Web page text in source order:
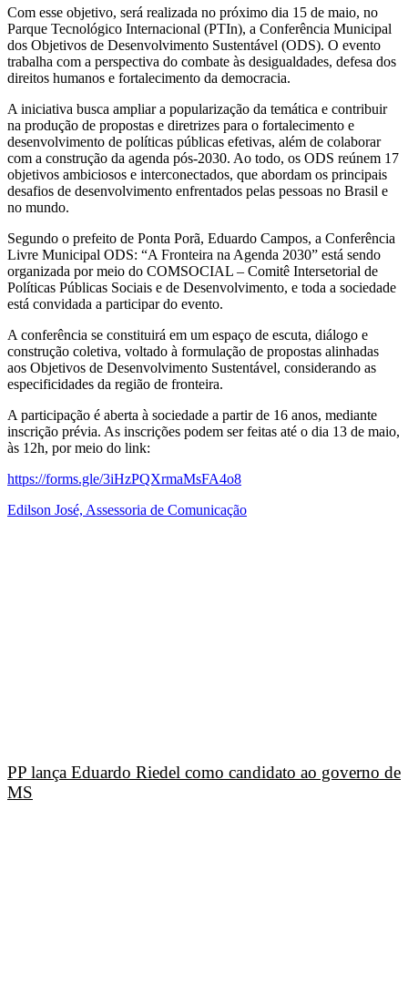
Com esse objetivo, será realizada no próximo dia 15 de maio, no
Parque Tecnológico Internacional (PTIn), a Conferência Municipal
dos Objetivos de Desenvolvimento Sustentável (ODS). O evento
trabalha com a perspectiva do combate às desigualdades, defesa dos
direitos humanos e fortalecimento da democracia.
A iniciativa busca ampliar a popularização da temática e contribuir
na produção de propostas e diretrizes para o fortalecimento e
desenvolvimento de políticas públicas efetivas, além de colaborar
com a construção da agenda pós-2030. Ao todo, os ODS reúnem 17
objetivos ambiciosos e interconectados, que abordam os principais
desafios de desenvolvimento enfrentados pelas pessoas no Brasil e
no mundo.
Segundo o prefeito de Ponta Porã, Eduardo Campos, a Conferência
Livre Municipal ODS: “A Fronteira na Agenda 2030” está sendo
organizada por meio do COMSOCIAL – Comitê Intersetorial de
Políticas Públicas Sociais e de Desenvolvimento, e toda a sociedade
está convidada a participar do evento.
A conferência se constituirá em um espaço de escuta, diálogo e
construção coletiva, voltado à formulação de propostas alinhadas
aos Objetivos de Desenvolvimento Sustentável, considerando as
especificidades da região de fronteira.
A participação é aberta à sociedade a partir de 16 anos, mediante
inscrição prévia. As inscrições podem ser feitas até o dia 13 de maio,
às 12h, por meio do link:
https://forms.gle/3iHzPQXrmaMsFA4o8
Edilson José, Assessoria de Comunicação
PP lança Eduardo Riedel como candidato ao governo de
MS